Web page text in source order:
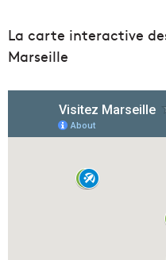
La carte interactive
Marseille